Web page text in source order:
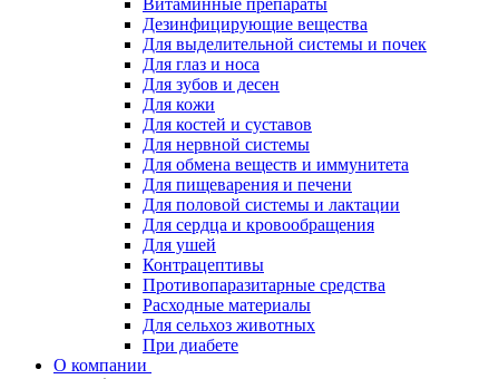
Витаминные препараты
Дезинфицирующие вещества
Для выделительной системы и почек
Для глаз и носа
Для зубов и десен
Для кожи
Для костей и суставов
Для нервной системы
Для обмена веществ и иммунитета
Для пищеварения и печени
Для половой системы и лактации
Для сердца и кровообращения
Для ушей
Контрацептивы
Противопаразитарные средства
Расходные материалы
Для сельхоз животных
При диабете
О компании